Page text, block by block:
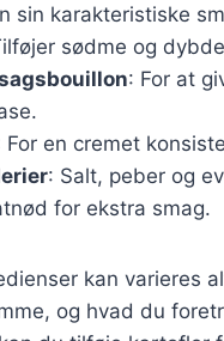
sin karakteristiske
sødme og
: For at
For en cremet
: Salt, peber og
for ekstra smag.
kan varieres
og hvad du